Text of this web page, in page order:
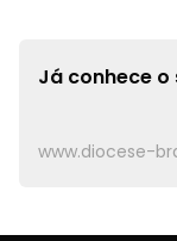
Já conhece o
www.diocese-